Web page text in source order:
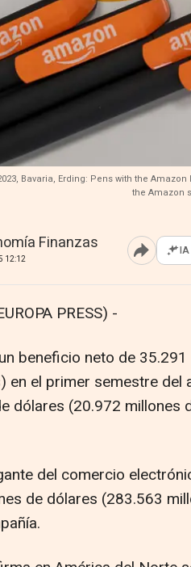
Bavaria, Erding: Pens with the
the Amazon
Finanzas
12:12 Abrir IA
PRESS) -
beneficio neto de
en el primer semestre del
dólares (20.972 millones
del comercio
de dólares (283.563